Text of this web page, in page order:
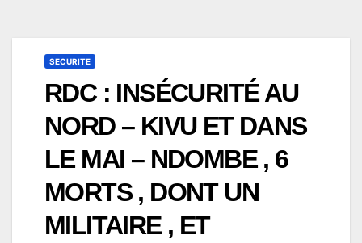
SECURITE
RDC : INSÉCURITÉ AU
NORD – KIVU ET DANS
LE MAI – NDOMBE , 6
MORTS , DONT UN
MILITAIRE , ET